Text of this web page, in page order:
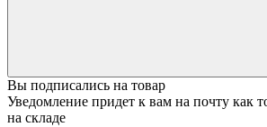
Вы подписались на товар
Уведомление придет к вам на почту как
на складе